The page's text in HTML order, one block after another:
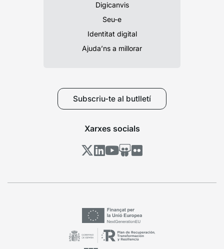
Digicanvis
Seu-e
Identitat digital
Ajuda’ns a millorar
Subscriu-te al butlletí
Xarxes socials